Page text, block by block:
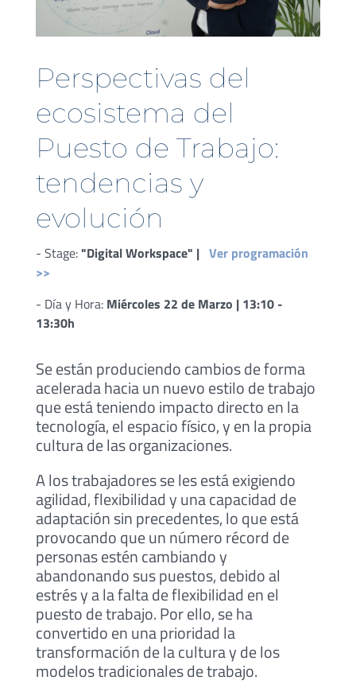
Perspectivas del
ecosistema del
Puesto de Trabajo:
tendencias y
evolución
- Stage: "Digital Workspace" | Ver programación
>>
- Día y Hora: Miércoles 22 de Marzo | 13:10 -
13:30h
Se están produciendo cambios de forma
acelerada hacia un nuevo estilo de trabajo
que está teniendo impacto directo en la
tecnología, el espacio físico, y en la propia
cultura de las organizaciones.
A los trabajadores se les está exigiendo
agilidad, flexibilidad y una capacidad de
adaptación sin precedentes, lo que está
provocando que un número récord de
personas estén cambiando y
abandonando sus puestos, debido al
estrés y a la falta de flexibilidad en el
puesto de trabajo. Por ello, se ha
convertido en una prioridad la
transformación de la cultura y de los
modelos tradicionales de trabajo.